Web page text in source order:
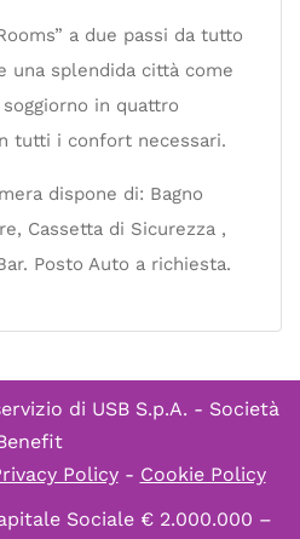
a due passi da tutto
una splendida città come
in quattro
tutti i confort necessari.
dispone di: Bagno
Cassetta di Sicurezza ,
Posto Auto a richiesta.
di USB S.p.A. - Società
Policy- Cookie Policy
Sociale € 2.000.000 –